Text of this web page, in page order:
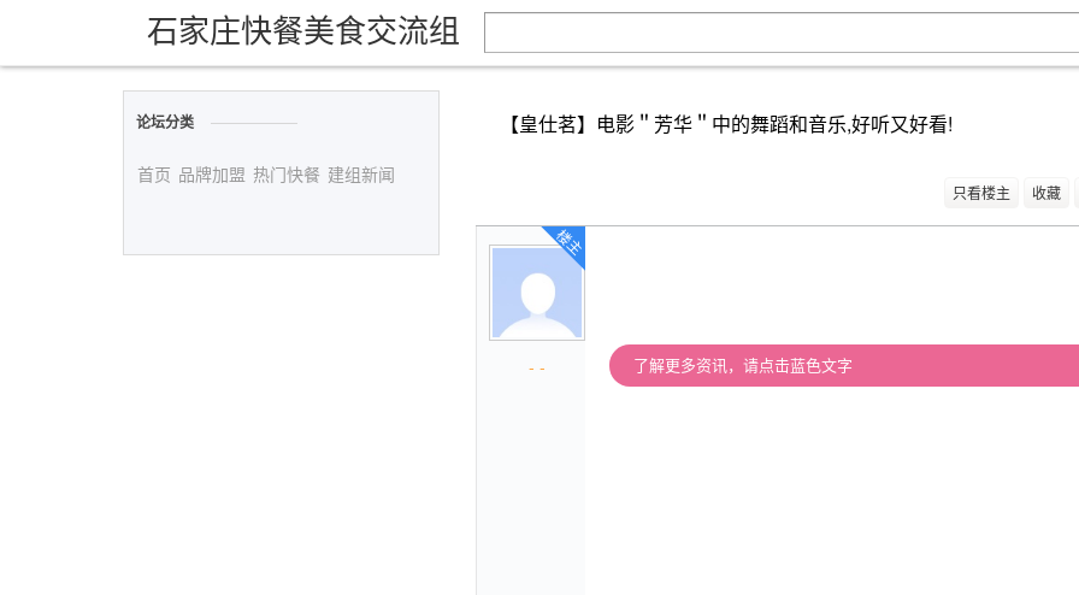
石家庄快餐美食交流组
论坛分类
首页 品牌加盟 热门快餐 建组新闻
【皇仕茗】电影＂芳华＂中的舞蹈和音乐,好听又好看!
只看楼主 收藏
- -
楼主
了解更多资讯，请点击蓝色文字